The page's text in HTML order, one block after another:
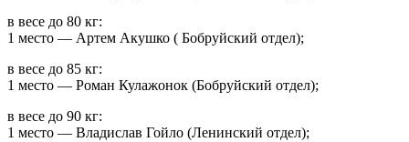
в весе до 80 кг:
1 место — Артем Акушко ( Бобруйский отдел);
в весе до 85 кг:
1 место — Роман Кулажонок (Бобруйский отдел);
в весе до 90 кг:
1 место — Владислав Гойло (Ленинский отдел);